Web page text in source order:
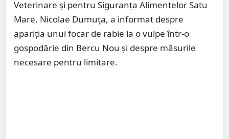
Veterinare și pentru Siguranța Alimentelor Satu
Mare, Nicolae Dumuța, a informat despre
apariția unui focar de rabie la o vulpe într-o
gospodărie din Bercu Nou și despre măsurile
necesare pentru limitare.